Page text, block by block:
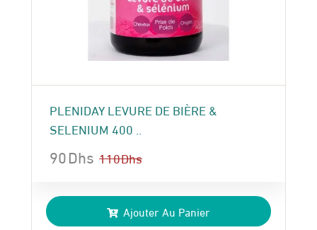
PLENIDAY LEVURE DE BIÈRE &
SELENIUM 400 ..
110Dhs
prix
initial
90Dhs
prix
actuel
Ajouter Au Panier